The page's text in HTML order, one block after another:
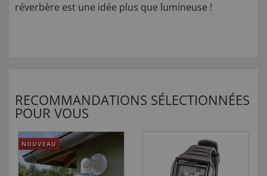
réverbère est une idée plus que lumineuse !
RECOMMANDATIONS SÉLECTIONNÉES
POUR VOUS
NOUVEAU